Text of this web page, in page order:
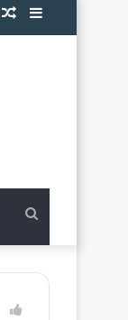
Barra
Publicación
Buscar
por